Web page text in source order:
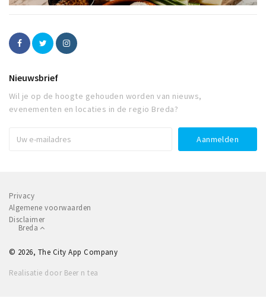
Nieuwsbrief
Wil je op de hoogte gehouden worden van nieuws,
evenementen en locaties in de regio Breda?
Privacy
Algemene voorwaarden
Disclaimer
Breda
© 2026, The City App Company
Realisatie door Beer n tea